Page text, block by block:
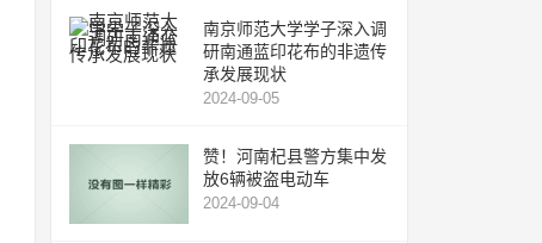
南京师范大学学子深入调
研南通蓝印花布的非遗传
承发展现状
2024-09-05
赞！河南杞县警方集中发
放6辆被盗电动车
2024-09-04